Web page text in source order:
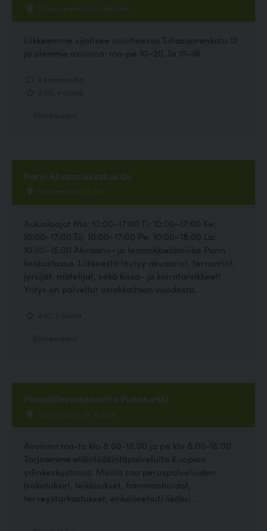
Siltasaarenkatu 12, Helsinki
Liikkeemme sijaitsee osoitteessa Siltasaarenkatu 12
ja olemme avoinna: ma-pe 10–20, la 10–16.
Porin Akvaariokeskus Oy
Isolinnankatu 5, Pori
Aukioloajat Ma: 10:00–17:00 Ti: 10:00–17:00 Ke:
10:00–17:00 To: 10:00–17:00 Pe: 10:00–18:00 La:
10:00–15:00 Akvaario- ja lemmikkieläinliike Porin
keskustassa. Liikkeestä löytyy akvaariot, terraariot,
jyrsijät, matelijat, sekä kissa- ja koiratarvikkeet!
Yritys on palvellut asiakkaitaan vuodesta...
Pieneläinvastaanotto Punaturkki
Satamakatu 20, Kuopio
Avoinna ma-to klo 8.00-18.00 ja pe klo 8.00-16.00
Tarjoamme eläinlääkintäpalveluita Kuopion
ydinkeskustassa. Meiltä saa peruspalveluiden
(rokotukset, leikkaukset, hammashoidot,
terveystarkastukset, erikoisrehut) lisäksi...